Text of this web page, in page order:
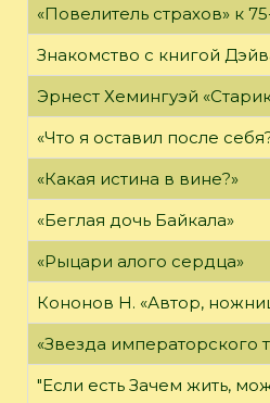
«Повелитель страхов» к
Знакомство с книгой
Эрнест Хемингуэй
«Что я оставил после
«Какая истина в вине?»
«Беглая дочь Байкала»
«Рыцари алого сердца»
Кононов Н. «Автор,
«Звезда императорского
"Если есть Зачем жить,